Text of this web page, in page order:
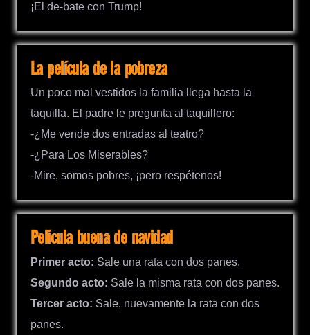
¡El de-bate con Trump!
La película de la pobreza
Un poco mal vestidos la familia llega hasta la
taquilla. El padre le pregunta al taquillero:
-¿Me vende dos entradas al teatro?
-¿Para Los Miserables?
-Mire, somos pobres, ¡pero respétenos!
Película buena de navidad
Primer acto: Sale una rata con dos panes.
Segundo acto: Sale la misma rata con dos panes.
Tercer acto: Sale, nuevamente la rata con dos
panes.